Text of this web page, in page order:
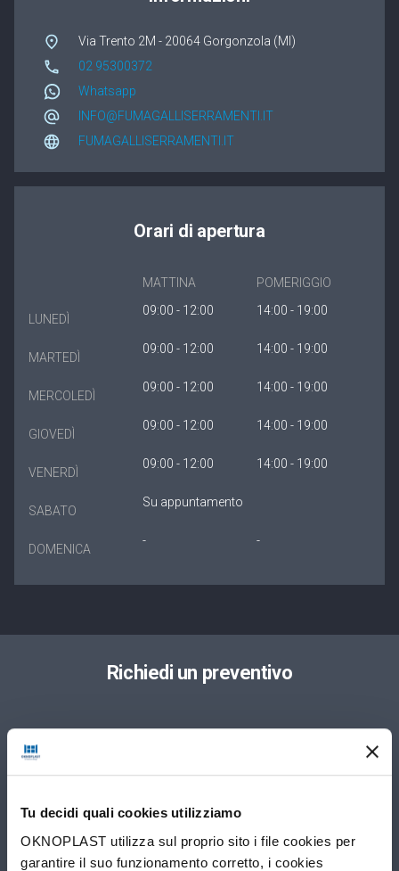
Tu decidi quali cookies utilizziamo
OKNOPLAST utilizza sul proprio sito i file cookies per
garantire il suo funzionamento corretto, i cookies
Winergetic Premium Passive
Finestra a bilico
Via Trento 2M - 20064 Gorgonzola (MI)
02 95300372
Whatsapp
INFO@FUMAGALLISERRAMENTI.IT
FUMAGALLISERRAMENTI.IT
Orari di apertura
MATTINA POMERIGGIO
LUNEDÌ
09:00 - 12:00 14:00 - 19:00
MARTEDÌ
09:00 - 12:00 14:00 - 19:00
MERCOLEDÌ
09:00 - 12:00 14:00 - 19:00
GIOVEDÌ
09:00 - 12:00 14:00 - 19:00
VENERDÌ
09:00 - 12:00 14:00 - 19:00
SABATO
Su appuntamento
DOMENICA
- -
Richiedi un preventivo
Progettista